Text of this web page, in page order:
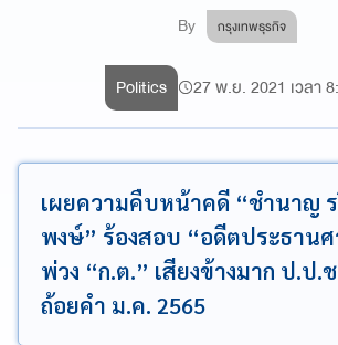
By กรุงเทพธุรกิจ
Politics 27 พ.ย. 2021 เวลา
เผยความคืบหน้าคดี “ชำนาญ
พงษ์” ร้องสอบ “อดีตประธาน
พ่วง “ก.ต.” เสียงข้างมาก ป.ป.
ถ้อยคำ ม.ค. 2565